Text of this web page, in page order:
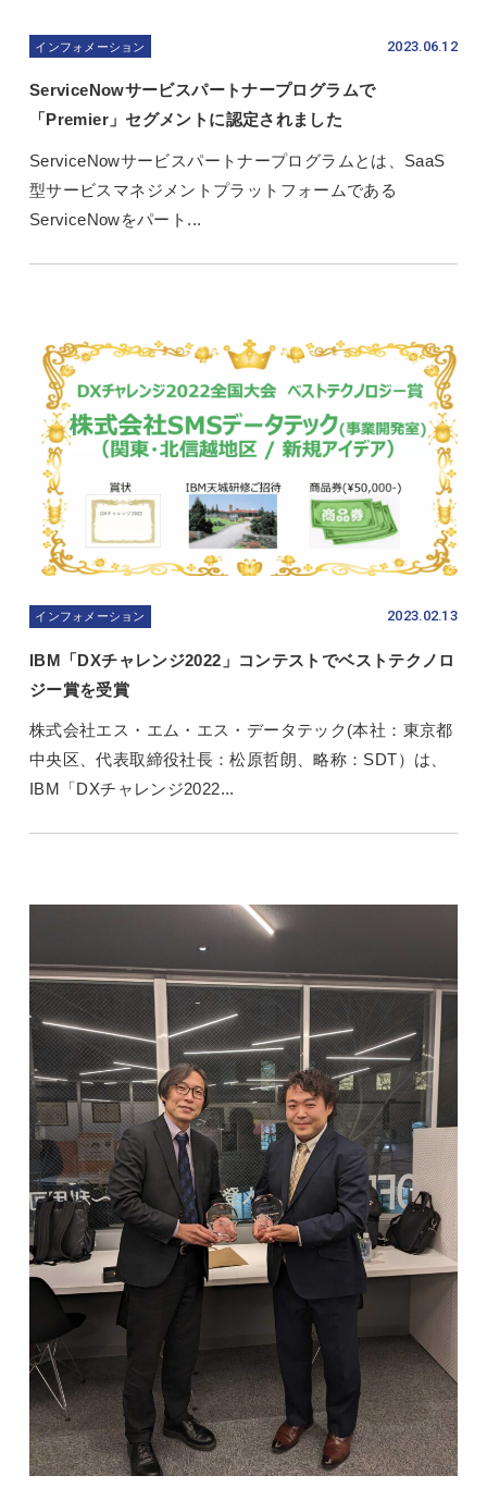
インフォメーション 2023.06.12
ServiceNowサービスパートナープログラムで
「Premier」セグメントに認定されました
ServiceNowサービスパートナープログラムとは、SaaS
型サービスマネジメントプラットフォームである
ServiceNowをパート...
インフォメーション 2023.02.13
IBM「DXチャレンジ2022」コンテストでベストテクノロ
ジー賞を受賞
株式会社エス・エム・エス・データテック(本社：東京都
中央区、代表取締役社長：松原哲朗、略称：SDT）は、
IBM「DXチャレンジ2022...